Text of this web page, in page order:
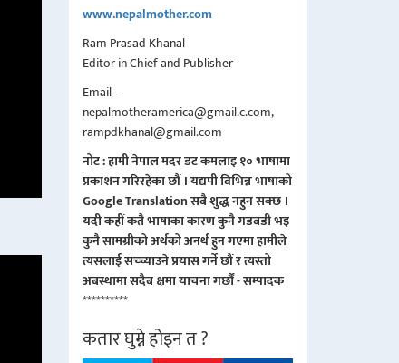
www.nepalmother.com
Ram Prasad Khanal
Editor in Chief and Publisher
Email –
nepalmotheramerica@gmail.c.com,
rampdkhanal@gmail.com
नोट : हामी नेपाल मदर डट कमलाइ १० भाषामा
प्रकाशन गरिरहेका छौं । यद्यपी विभिन्न भाषाको
Google Translation सबै शुद्ध नहुन सक्छ ।
यदी कहीं कतै भाषाका कारण कुनै गडबडी भइ
कुनै सामग्रीको अर्थको अनर्थ हुन गएमा हामीले
त्यसलाई सच्च्याउने प्रयास गर्ने छौं र त्यस्तो
अबस्थामा सदैब क्षमा याचना गर्छौं - सम्पादक
**********
कतार घुम्ने होइन त ?